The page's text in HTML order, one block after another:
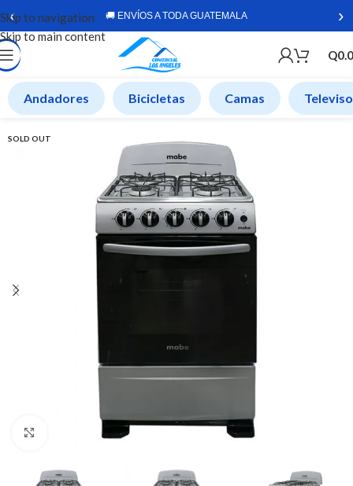
Skip to navigation
Skip to main content
‹ 🚚 ENVÍOS A TODA GUATEMALA ›
Q
Andadores Bicicletas Camas
SOLD OUT
Click to enlarge